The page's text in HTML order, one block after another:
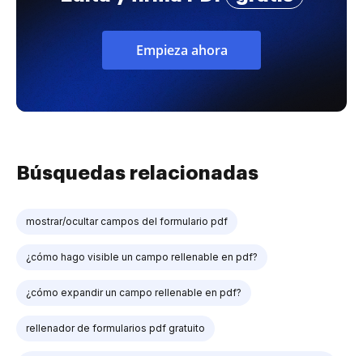
Empieza ahora
Búsquedas relacionadas
mostrar/ocultar campos del formulario pdf
¿cómo hago visible un campo rellenable en pdf?
¿cómo expandir un campo rellenable en pdf?
rellenador de formularios pdf gratuito